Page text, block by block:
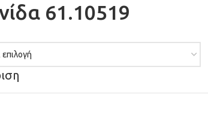
61.10519